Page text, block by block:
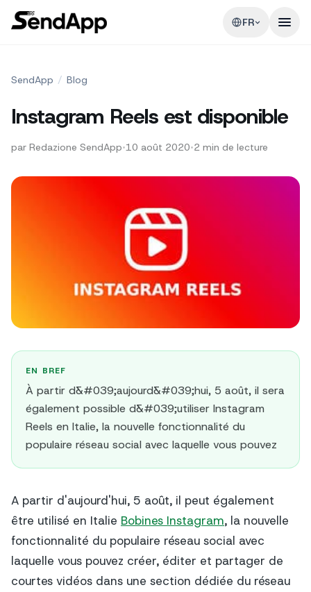
FR
SendApp / Blog
Instagram Reels est disponible
par Redazione SendApp•10 août 2020•2 min de lecture
EN BREF
À partir d&#039;aujourd&#039;hui, 5 août, il sera
également possible d&#039;utiliser Instagram
Reels en Italie, la nouvelle fonctionnalité du
populaire réseau social avec laquelle vous pouvez
A partir d'aujourd'hui, 5 août, il peut également
être utilisé en Italie Bobines Instagram, la nouvelle
fonctionnalité du populaire réseau social avec
laquelle vous pouvez créer, éditer et partager de
courtes vidéos dans une section dédiée du réseau